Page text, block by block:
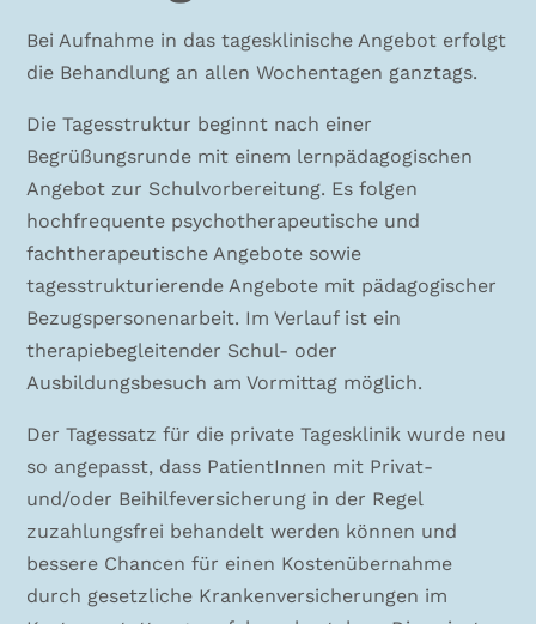
Bei Aufnahme in das tagesklinische Angebot erfolgt
die Behandlung an allen Wochentagen ganztags.
Die Tagesstruktur beginnt nach einer
Begrüßungsrunde mit einem lernpädagogischen
Angebot zur Schulvorbereitung. Es folgen
hochfrequente psychotherapeutische und
fachtherapeutische Angebote sowie
tagesstrukturierende Angebote mit pädagogischer
Bezugspersonenarbeit. Im Verlauf ist ein
therapiebegleitender Schul- oder
Ausbildungsbesuch am Vormittag möglich.
Der Tagessatz für die private Tagesklinik wurde neu
so angepasst, dass PatientInnen mit Privat-
und/oder Beihilfeversicherung in der Regel
zuzahlungsfrei behandelt werden können und
bessere Chancen für einen Kostenübernahme
durch gesetzliche Krankenversicherungen im